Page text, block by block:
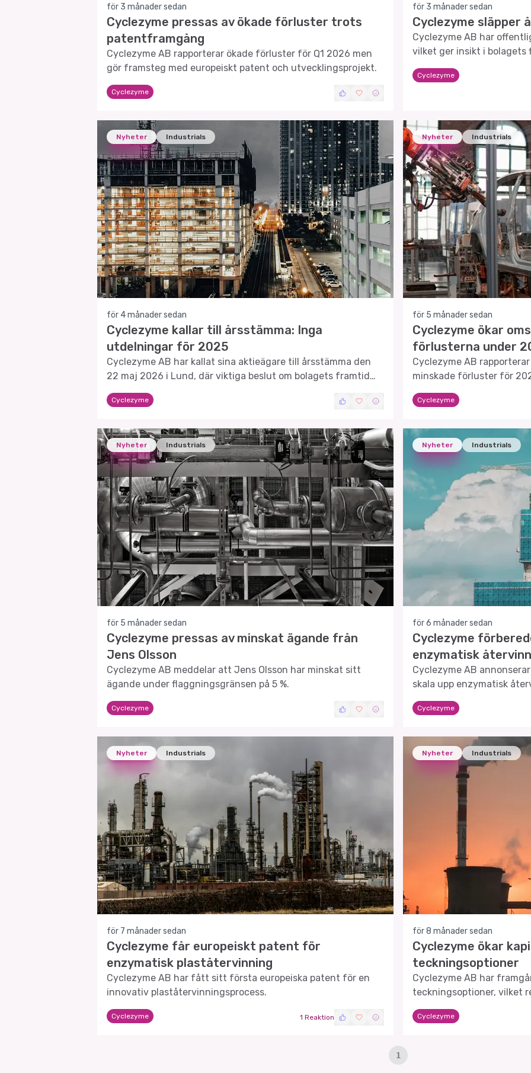
för 3 månader sedan
Cyclezyme pressas av ökade förluster trots
patentframgång
Cyclezyme AB rapporterar ökade förluster för Q1 2026 men
gör framsteg med europeiskt patent och utvecklingsprojekt.
Cyclezyme
för 3 månader sedan
Cyclezyme släpper
Cyclezyme AB har
vilket ger insikt i bolagets
framtidsutsikter.
Cyclezyme
Nyheter Industrials
för 4 månader sedan
Cyclezyme kallar till årsstämma: Inga
utdelningar för 2025
Cyclezyme AB har kallat sina aktieägare till årsstämma den
22 maj 2026 i Lund, där viktiga beslut om bolagets framtid
kommer att diskuteras.
Cyclezyme
Nyheter Industrials
för 5 månader sedan
Cyclezyme ökar
förlusterna under
Cyclezyme AB
minskade förluster för
samarbeten för
Cyclezyme
Nyheter Industrials
för 5 månader sedan
Cyclezyme pressas av minskat ägande från
Jens Olsson
Cyclezyme AB meddelar att Jens Olsson har minskat sitt
ägande under flaggningsgränsen på 5 %.
Cyclezyme
Nyheter Industrials
för 6 månader sedan
Cyclezyme
enzymatisk
Cyclezyme AB
skala upp enzymatisk
Cyclezyme
Nyheter Industrials
för 7 månader sedan
Cyclezyme får europeiskt patent för
enzymatisk plaståtervinning
Cyclezyme AB har fått sitt första europeiska patent för en
innovativ plaståtervinningsprocess.
Cyclezyme 1 Reaktion
Nyheter Industrials
för 8 månader sedan
Cyclezyme ökar
teckningsoptioner
Cyclezyme AB har
teckningsoptioner, vilket
aktiekapitalet med 1,8
Cyclezyme
1